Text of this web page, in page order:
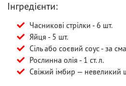
Інгредієнти:
Часникові стрілки - 6 шт.
Яйця - 5 шт.
Сіль або соєвий соус - за
Рослинна олія - 1 ст. л.
Свіжий імбир — невеликий